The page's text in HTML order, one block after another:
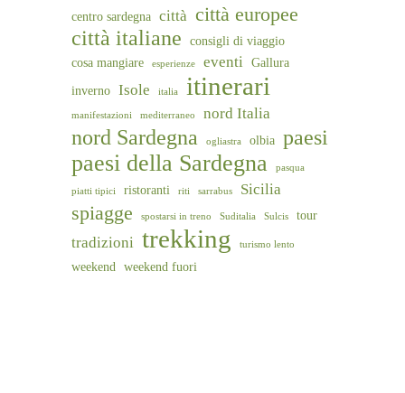
centro sardegna città città europee
città italiane
consigli di viaggio
cosa mangiare
esperienze eventi
Gallura
inverno Isole italia itinerari
manifestazioni mediterraneo nord Italia
nord Sardegna ogliastra olbia paesi
paesi della Sardegna pasqua
piatti tipici ristoranti riti sarrabus Sicilia
spiagge spostarsi in treno Suditalia Sulcis tour
tradizioni trekking turismo lento
weekend weekend fuori